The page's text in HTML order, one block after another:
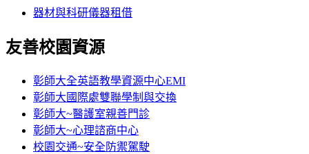
器材與科研儀器租借
友善校園資源
彰師大全英語教學資源中心EMI
彰師大國際處雙聯學制與交換
彰師大~醫護室親善門診
彰師大~心理諮商中心
校園交通~安全防禦駕駛